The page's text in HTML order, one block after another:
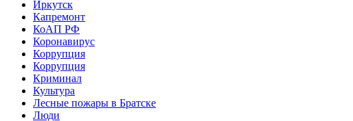
Иркутск
Капремонт
КоАП РФ
Коронавирус
Коррупция
Коррупция
Криминал
Культура
Лесные пожары в Братске
Люди